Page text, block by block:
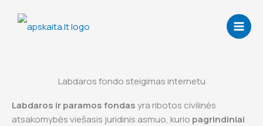
content
Labdaros fondo steigimas internetu
Labdaros ir paramos fondasyra ribotos civilinės
atsakomybės viešasis juridinis asmuo, kurio pagrindiniai